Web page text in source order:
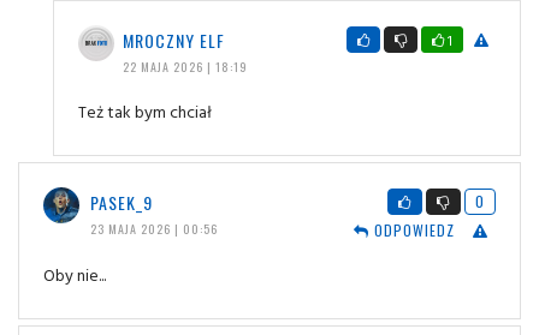
MROCZNY ELF
22 MAJA 2026 | 18:19
1
Też tak bym chciał
PASEK_9
23 MAJA 2026 | 00:56
0
ODPOWIEDZ
Oby nie...